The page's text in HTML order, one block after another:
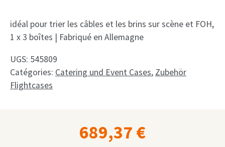
English
idéal pour trier les câbles et les brins sur scène et FOH,
1 x 3 boîtes | Fabriqué en Allemagne
UGS: 545809
Catégories: Catering und Event Cases, Zubehör
Flightcases
689,37 €